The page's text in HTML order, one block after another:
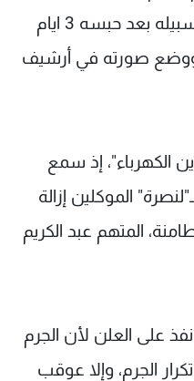
رأسه وبالجلد 80 جلدة وإخلاء سبيله بعد حبسه 3 ايام
ووضع صورته في أرشيف
الكهرباء"، إذ سمع
الموكلين إزالة
المتهم عبد الكريم
على العلن لأن الجرم
الجرم، وإلا عوقب